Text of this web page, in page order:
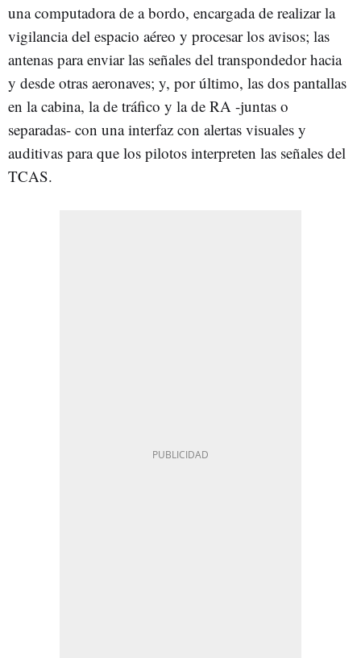
una computadora de a bordo, encargada de realizar la
vigilancia del espacio aéreo y procesar los avisos; las
antenas para enviar las señales del transpondedor hacia
y desde otras aeronaves; y, por último, las dos pantallas
en la cabina, la de tráfico y la de RA -juntas o
separadas- con una interfaz con alertas visuales y
auditivas para que los pilotos interpreten las señales del
TCAS.